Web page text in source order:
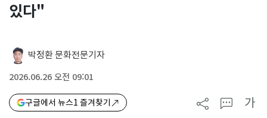
있다"
박정환 문화전문기자
2026.06.26 오전 09:01
구글에서 뉴스1 즐겨찾기 가